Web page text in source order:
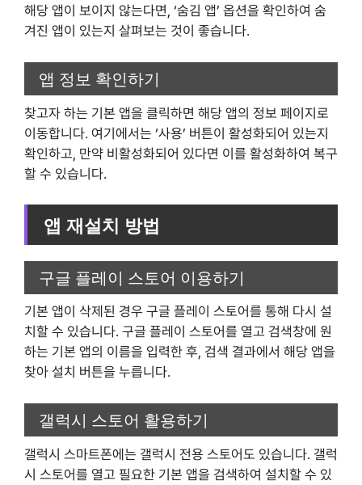
해당 앱이 보이지 않는다면, ‘숨김 앱’ 옵션을 확인하여 숨
겨진 앱이 있는지 살펴보는 것이 좋습니다.
앱 정보 확인하기
찾고자 하는 기본 앱을 클릭하면 해당 앱의 정보 페이지로
이동합니다. 여기에서는 ‘사용’ 버튼이 활성화되어 있는지
확인하고, 만약 비활성화되어 있다면 이를 활성화하여 복구
할 수 있습니다.
앱 재설치 방법
구글 플레이 스토어 이용하기
기본 앱이 삭제된 경우 구글 플레이 스토어를 통해 다시 설
치할 수 있습니다. 구글 플레이 스토어를 열고 검색창에 원
하는 기본 앱의 이름을 입력한 후, 검색 결과에서 해당 앱을
찾아 설치 버튼을 누릅니다.
갤럭시 스토어 활용하기
갤럭시 스마트폰에는 갤럭시 전용 스토어도 있습니다. 갤럭
시 스토어를 열고 필요한 기본 앱을 검색하여 설치할 수 있